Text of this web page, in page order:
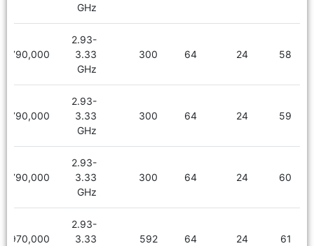
GHz
58
24
64
300
2.93-
3.33
GHz
2,790,000
59
24
64
300
2.93-
3.33
GHz
2,790,000
60
24
64
300
2.93-
3.33
GHz
2,790,000
61
24
64
592
2.93-
3.33
2,970,000